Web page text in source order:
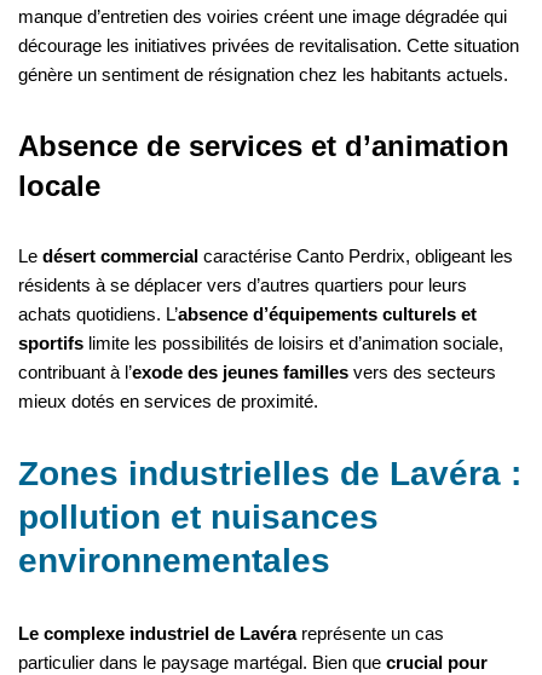
manque d’entretien des voiries créent une image dégradée qui
décourage les initiatives privées de revitalisation. Cette situation
génère un sentiment de résignation chez les habitants actuels.
Absence de services et d’animation
locale
Le désert commercial caractérise Canto Perdrix, obligeant les
résidents à se déplacer vers d’autres quartiers pour leurs
achats quotidiens. L’absence d’équipements culturels et
sportifs limite les possibilités de loisirs et d’animation sociale,
contribuant à l’exode des jeunes familles vers des secteurs
mieux dotés en services de proximité.
Zones industrielles de Lavéra :
pollution et nuisances
environnementales
Le complexe industriel de Lavérareprésente un cas
particulier dans le paysage martégal. Bien que crucial pour